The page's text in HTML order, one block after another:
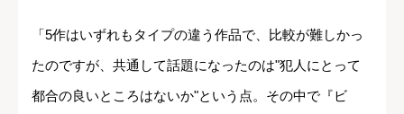
「5作はいずれもタイプの違う作品で、比較が難しかっ
たのですが、共通して話題になったのは"犯人にとって
都合の良いところはないか"という点。その中で『ビ